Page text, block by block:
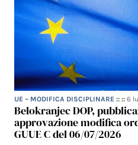
UE – MODIFICA DISCIPLINARE :: ::6
Belokranjec DOP,
approvazione modifica
GUUE C del 06/07/2026